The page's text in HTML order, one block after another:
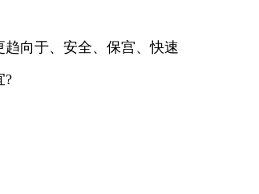
向于、安全、保宫、快速
?